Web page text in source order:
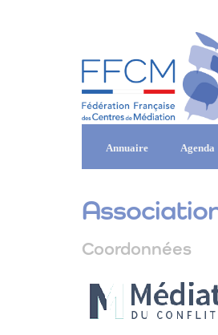
Annuaire Agenda
Coordonnées